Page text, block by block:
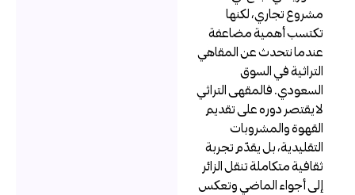
مشروع تجاري، لكنها
تكتسب أهمية مضاعفة
عندما نتحدث عن المقاهي
التراثية في السوق
السعودي. فالمقهى التراثي
لا يقتصر دوره على تقديم
القهوة والمشروبات
التقليدية، بل يقدّم تجربة
ثقافية متكاملة تنقل الزائر
إلى أجواء الماضي وتعكس